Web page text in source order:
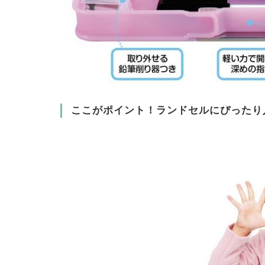
ここがポイント！ランドセルにぴった